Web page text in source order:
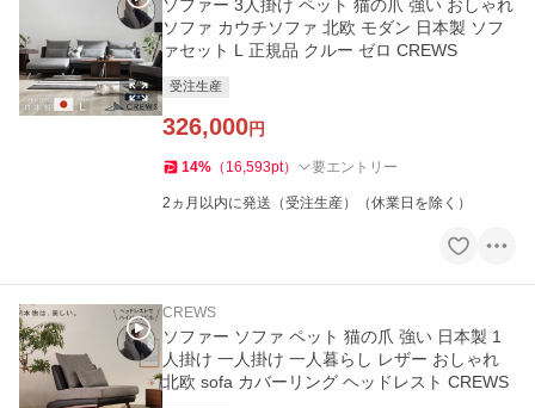
ソファー 3人掛け ペット 猫の爪 強い おしゃれ
ソファ カウチソファ 北欧 モダン 日本製 ソフ
ァセット L 正規品 クルー ゼロ CREWS
受注生産
326,000円
14% （ 16,593pt） 要エントリー
2ヵ月以内に発送（受注生産）（休業日を除く）
CREWS
ソファー ソファ ペット 猫の爪 強い 日本製 1
人掛け 一人掛け 一人暮らし レザー おしゃれ
北欧 sofa カバーリング ヘッドレスト CREWS